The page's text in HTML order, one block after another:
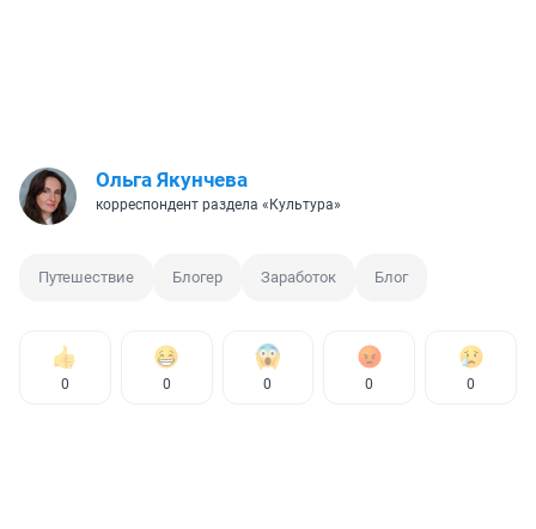
Ольга Якунчева
корреспондент раздела «Культура»
Путешествие Блогер Заработок Блог
0 0 0 0 0